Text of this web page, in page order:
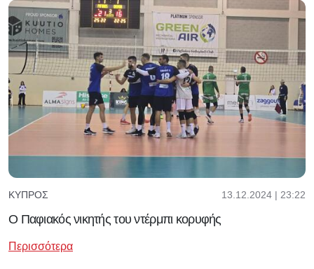
ΚΎΠΡΟΣ 13.12.2024 | 23:22
Ο Παφιακός νικητής του ντέρμπι κορυφής
Περισσότερα